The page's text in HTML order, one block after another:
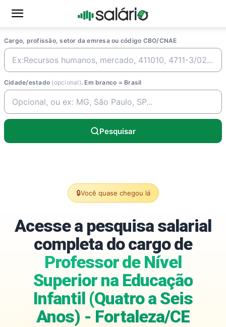
Cargo, profissão, setor da emresa ou código CBO/CNAE
Cidade/estado (opcional). Em branco = Brasil
Pesquisar
🔒Você quase chegou lá
Acesse a pesquisa salarial
completa do cargo de
Professor de Nível
Superior na Educação
Infantil (Quatro a Seis
Anos) - Fortaleza/CE